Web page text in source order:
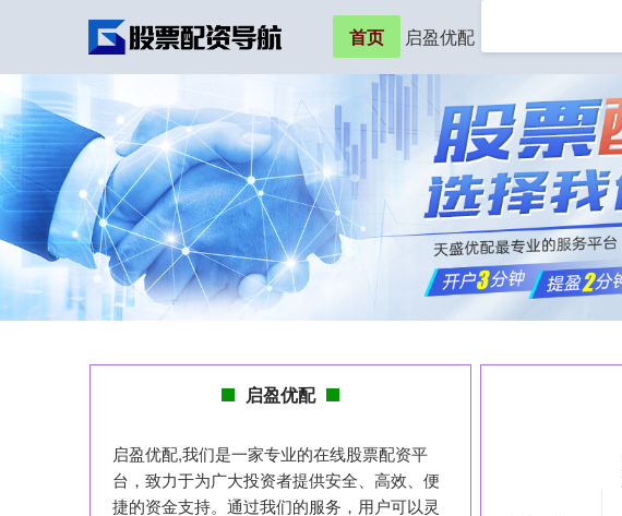
首页 启盈优配
启盈优配
启盈优配,我们是一家专业的在线股票配资平
台，致力于为广大投资者提供安全、高效、便
捷的资金支持。通过我们的服务，用户可以灵